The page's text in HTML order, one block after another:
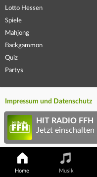
Lotto Hessen
Spiele
Mahjong
Backgammon
Quiz
Partys
Impressum und Datenschutz
Home Musik
HIT RADIO FFH
Jetzt einschalten